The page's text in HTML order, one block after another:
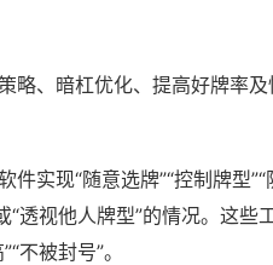
略、暗杠优化、提高好牌率
实现“随意选牌”“控制牌型
透视他人牌型”的情况。这些
不被封号”。